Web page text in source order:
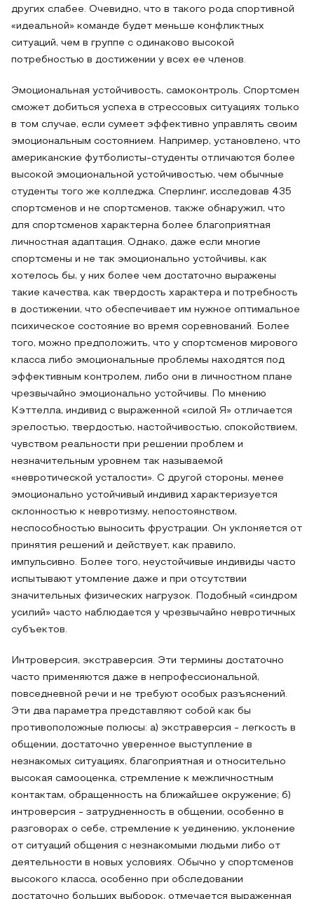
других слабее. Очевидно, что в такого рода спортивной
«идеальной» команде будет меньше конфликтных
ситуаций, чем в группе с одинаково высокой
потребностью в достижении у всех ее членов.
Эмоциональная устойчивость, самоконтроль. Спортсмен
сможет добиться успеха в стрессовых ситуациях только
в том случае, если сумеет эффективно управлять своим
эмоциональным состоянием. Например, установлено, что
американские футболисты-студенты отличаются более
высокой эмоциональной устойчивостью, чем обычные
студенты того же колледжа. Сперлинг, исследовав 435
спортсменов и не спортсменов, также обнаружил, что
для спортсменов характерна более благоприятная
личностная адаптация. Однако, даже если многие
спортсмены и не так эмоционально устойчивы, как
хотелось бы, у них более чем достаточно выражены
такие качества, как твердость характера и потребность
в достижении, что обеспечивает им нужное оптимальное
психическое состояние во время соревнований. Более
того, можно предположить, что у спортсменов мирового
класса либо эмоциональные проблемы находятся под
эффективным контролем, либо они в личностном плане
чрезвычайно эмоционально устойчивы. По мнению
Кэттелла, индивид с выраженной «силой Я» отличается
зрелостью, твердостью, настойчивостью, спокойствием,
чувством реальности при решении проблем и
незначительным уровнем так называемой
«невротической усталости». С другой стороны, менее
эмоционально устойчивый индивид характеризуется
склонностью к невротизму, непостоянством,
неспособностью выносить фрустрации. Он уклоняется от
принятия решений и действует, как правило,
импульсивно. Более того, неустойчивые индивиды часто
испытывают утомление даже и при отсутствии
значительных физических нагрузок. Подобный «синдром
усилий» часто наблюдается у чрезвычайно невротичных
субъектов.
Интроверсия, экстраверсия. Эти термины достаточно
часто применяются даже в непрофессиональной,
повседневной речи и не требуют особых разъяснений.
Эти два параметра представляют собой как бы
противоположные полюсы: а) экстраверсия - легкость в
общении, достаточно уверенное выступление в
незнакомых ситуациях, благоприятная и относительно
высокая самооценка, стремление к межличностным
контактам, обращенность на ближайшее окружение; б)
интроверсия - затрудненность в общении, особенно в
разговорах о себе, стремление к уединению, уклонение
от ситуаций общения с незнакомыми людьми либо от
деятельности в новых условиях. Обычно у спортсменов
высокого класса, особенно при обследовании
достаточно больших выборок, отмечается выраженная